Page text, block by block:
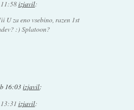
izjavil:
U za eno vsebino, razen 1st
:) Splatoon?
16:03izjavil:
izjavil: